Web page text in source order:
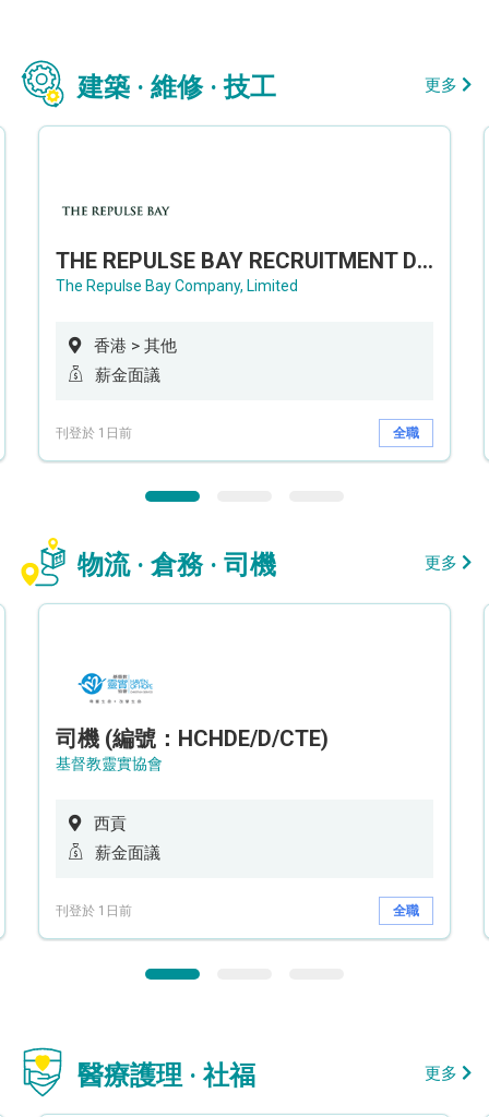
建築 · 維修 · 技工 更多
THE REPULSE BAY RECRUITMENT DAY 淺水灣影灣園人才招聘會
The Repulse Bay Company, Limited
香港 > 其他
薪金面議
刊登於 1日前 全職
物流 · 倉務 · 司機 更多
司機 (編號：HCHDE/D/CTE)
基督教靈實協會
西貢
薪金面議
刊登於 1日前 全職
醫療護理 · 社福 更多